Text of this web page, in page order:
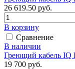
26 619.50 руб.
В корзину
Сравнение
В наличии
Греющий кабель IQ
19 700 руб.